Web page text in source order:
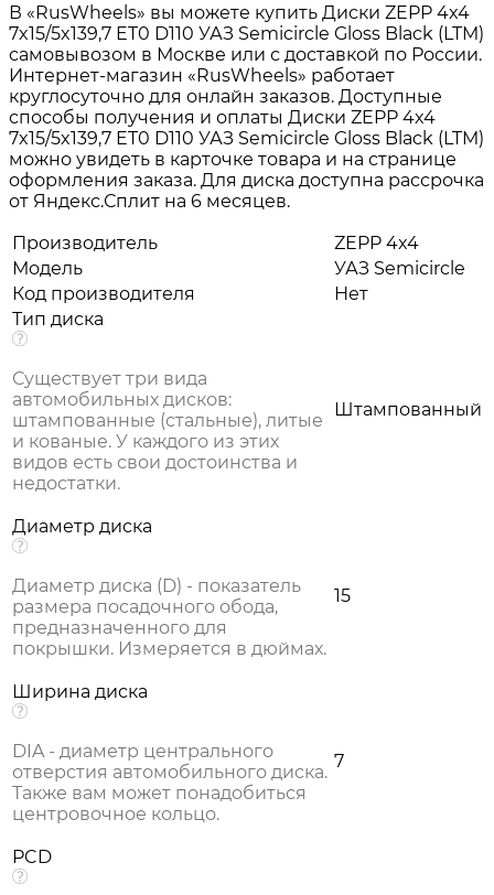
В «RusWheels» вы можете купить Диски ZEPP 4x4
7x15/5x139,7 ET0 D110 УАЗ Semicircle Gloss Black (LTM)
самовывозом в Москве или с доставкой по России.
Интернет-магазин «RusWheels» работает
круглосуточно для онлайн заказов. Доступные
способы получения и оплаты Диски ZEPP 4x4
7x15/5x139,7 ET0 D110 УАЗ Semicircle Gloss Black (LTM)
можно увидеть в карточке товара и на странице
оформления заказа. Для диска доступна рассрочка
от Яндекс.Сплит на 6 месяцев.
Производитель
ZEPP 4x4
Модель
УАЗ Semicircle
Код производителя
Нет
Тип диска
Существует три вида
автомобильных дисков:
штампованные (стальные), литые
и кованые. У каждого из этих
видов есть свои достоинства и
недостатки.
Штампованный
Диаметр диска
Диаметр диска (D) - показатель
размера посадочного обода,
предназначенного для
покрышки. Измеряется в дюймах.
15
Ширина диска
DIA - диаметр центрального
отверстия автомобильного диска.
Также вам может понадобиться
центровочное кольцо.
7
PCD